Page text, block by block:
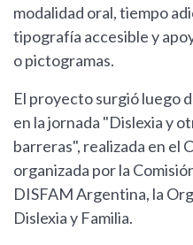
modalidad oral, tiempo
tipografía accesible y
o pictogramas.
El proyecto surgió luego
en la jornada "Dislexia y
barreras", realizada en el
organizada por la
DISFAM Argentina, la
Dislexia y Familia.